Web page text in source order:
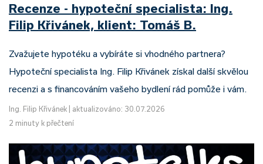
Recenze - hypoteční specialista: Ing.
Filip Křivánek, klient: Tomáš B.
Zvažujete hypotéku a vybíráte si vhodného partnera?
Hypoteční specialista Ing. Filip Křivánek získal další skvělou
recenzi a s financováním vašeho bydlení rád pomůže i vám.
Ing. Filip Křivánek
aktualizováno: 30.07.2026
2 minuty k přečtení